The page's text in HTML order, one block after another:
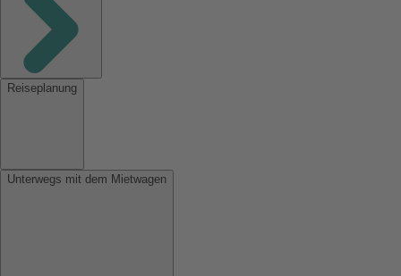
Reiseplanung
Unterwegs mit dem Mietwagen